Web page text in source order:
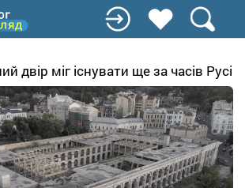
двір міг існувати ще за часів Русі